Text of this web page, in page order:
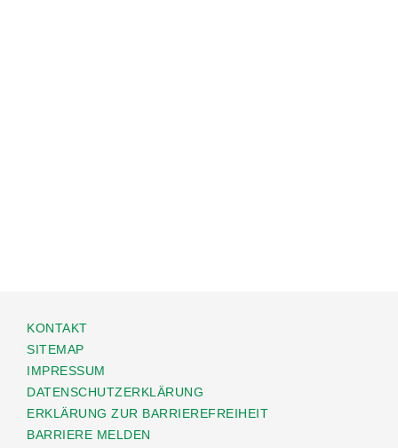
KONTAKT
SITEMAP
IMPRESSUM
DATENSCHUTZERKLÄRUNG
ERKLÄRUNG ZUR BARRIEREFREIHEIT
BARRIERE MELDEN